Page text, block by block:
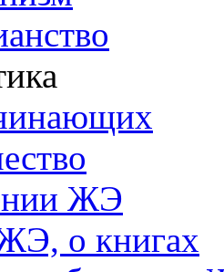
ЖЭ
о книгах